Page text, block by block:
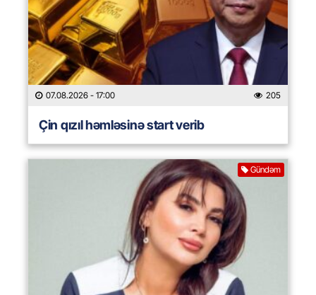
07.08.2026 - 17:00 205
Çin qızıl həmləsinə start verib
Gündəm